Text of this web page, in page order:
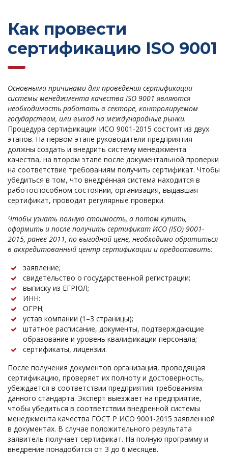
Как провести
сертификацию ISO 9001
Основными причинами для проведения сертификации
системы менеджмента качества ISO 9001 являются
необходимость работать в секторе, контролируемом
государством, или выход на международные рынки.
Процедура сертификации ИСО 9001-2015 состоит из двух
этапов. На первом этапе руководители предприятия
должны создать и внедрить систему менеджмента
качества, на втором этапе после документальной проверки
на соответствие требованиям получить сертификат. Чтобы
убедиться в том, что внедрённая система находится в
работоспособном состоянии, организация, выдавшая
сертификат, проводит регулярные проверки.
Чтобы узнать полную стоимость, а потом купить,
оформить и после получить сертификат ИСО (ISO) 9001-
2015, ранее 2011, по выгодной цене, необходимо обратиться
в аккредитованный центр сертификации и предоставить:
заявление;
свидетельство о государственной регистрации;
выписку из ЕГРЮЛ;
ИНН:
ОГРН;
устав компании (1–3 страницы);
штатное расписание, документы, подтверждающие
образование и уровень квалификации персонала;
сертификаты, лицензии.
После получения документов организация, проводящая
сертификацию, проверяет их полноту и достоверность,
убеждается в соответствии предприятия требованиям
данного стандарта. Эксперт выезжает на предприятие,
чтобы убедиться в соответствии внедренной системы
менеджмента качества ГОСТ Р ИСО 9001-2015 заявленной
в документах. В случае положительного результата
заявитель получает сертификат. На полную программу и
внедрение понадобится от 3 до 6 месяцев.